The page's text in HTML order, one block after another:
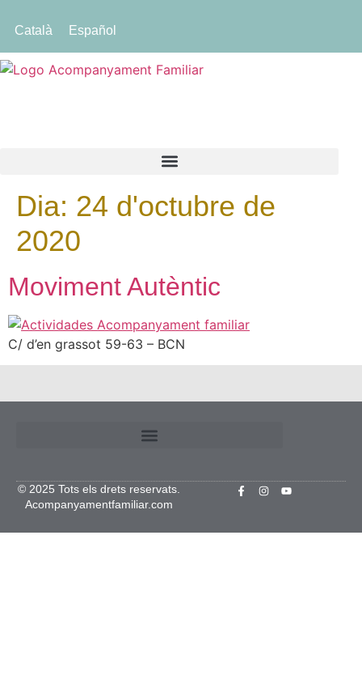
Català Español
Dia: 24 d'octubre de
2020
Moviment Autèntic
C/ d’en grassot 59-63 – BCN
© 2025 Tots els drets reservats.
Acompanyamentfamiliar.com